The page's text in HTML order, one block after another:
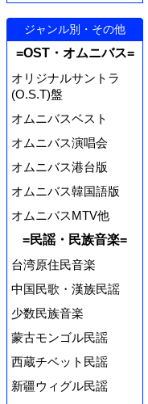
ジャンル別・その他
=OST・オムニバス=
オリジナルサントラ
(O.S.T)盤
オムニバスベスト
オムニバス演唱会
オムニバス港台版
オムニバス韓国語版
オムニバスMTV他
=民謡・民族音楽=
台湾原住民音楽
中国民歌・漢族民謡
少数民族音楽
蒙古モンゴル民謡
西蔵チベット民謡
新疆ウィグル民謡